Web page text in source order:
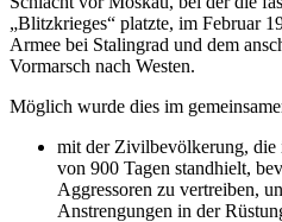
„Blitzkrieges“ platzte, im Februar
Armee bei Stalingrad und dem
Vormarsch nach Westen.
Möglich wurde dies im
mit der Zivilbevölkerung,
von 900 Tagen standhielt,
Aggressoren zu vertreiben,
Anstrengungen in der